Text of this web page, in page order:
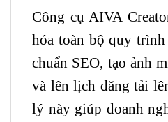
Công cụ AIVA
hóa toàn bộ quy
chuẩn SEO, tạo ảnh
và lên lịch đăng tải
lý này giúp doanh